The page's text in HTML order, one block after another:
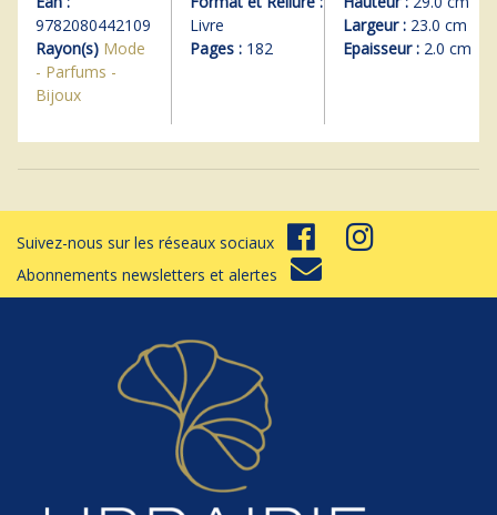
9782080442109
Rayon(s) Mode
- Parfums -
Bijoux
Livre
Pages :182
Largeur : 23.0 cm
Epaisseur : 2.0 cm
Suivez-nous sur les réseaux sociaux
Abonnements newsletters et alertes